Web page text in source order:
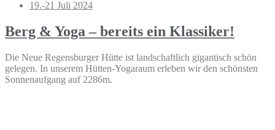
19.-21 Juli 2024
Berg & Yoga – bereits ein Klassiker!
Die Neue Regensburger Hütte ist landschaftlich gigantisch schön
gelegen. In unserem Hütten-Yogaraum erleben wir den schönsten
Sonnenaufgang auf 2286m.